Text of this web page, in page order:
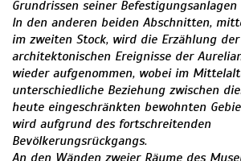
Grundrissen seiner
In den anderen beiden Abschnitten,
im zweiten Stock, wird die Erzählung
architektonischen Ereignisse der
wieder aufgenommen, wobei im
unterschiedliche Beziehung zwischen
heute eingeschränkten bewohnten
wird aufgrund des fortschreitenden
Bevölkerungsrückgangs.